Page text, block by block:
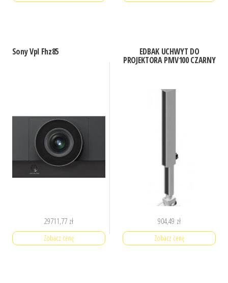
Sony Vpl Fhz85
29711,77 zł
Zobacz cenę
EDBAK UCHWYT DO
PROJEKTORA PMV100 CZARNY
904,49 zł
Zobacz cenę